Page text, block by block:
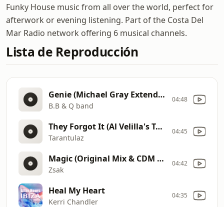
Funky House music from all over the world, perfect for
afterwork or evening listening. Part of the Costa Del
Mar Radio network offering 6 musical channels.
Lista de Reproducción
Genie (Michael Gray Extended Remix & CDM Edit)
B.B & Q band
04:48
They Forgot It (Al Velilla's Tagomago Mix & CDM Edit)
Tarantulaz
04:45
Magic (Original Mix & CDM Edit)
Zsak
04:42
Heal My Heart
Kerri Chandler
04:35